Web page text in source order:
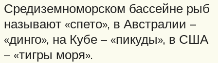
Средиземноморском бассейне рыб
называют «спето», в Австралии –
«динго», на Кубе – «пикуды», в США
– «тигры моря».